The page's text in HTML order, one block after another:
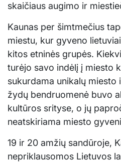
skaičiaus augimo ir
Kaunas per šimtmečius
miestu, kur gyveno
kitos etninės grupės.
turėjo savo indėlį į miesto
sukurdama unikalų miesto
žydų bendruomenė buvo
kultūros srityse, o jų
neatskiriama miesto
19 ir 20 amžių sandūroje,
nepriklausomos Lietuvos